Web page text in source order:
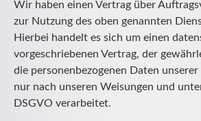
Wir haben einen Vertrag über
zur Nutzung des oben genannten
Hierbei handelt es sich um einen
vorgeschriebenen Vertrag, der
die personenbezogenen Daten
nur nach unseren Weisungen und
DSGVO verarbeitet.